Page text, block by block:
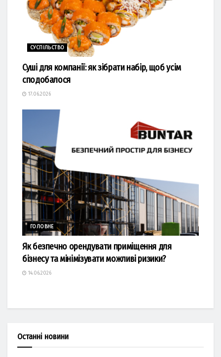
СУСПІЛЬСТВО
Суші для компанії: як зібрати набір, щоб усім
сподобалося
17.06.2026
ГОЛОВНЕ
Як безпечно орендувати приміщення для
бізнесу та мінімізувати можливі ризики?
14.06.2026
Останні новини